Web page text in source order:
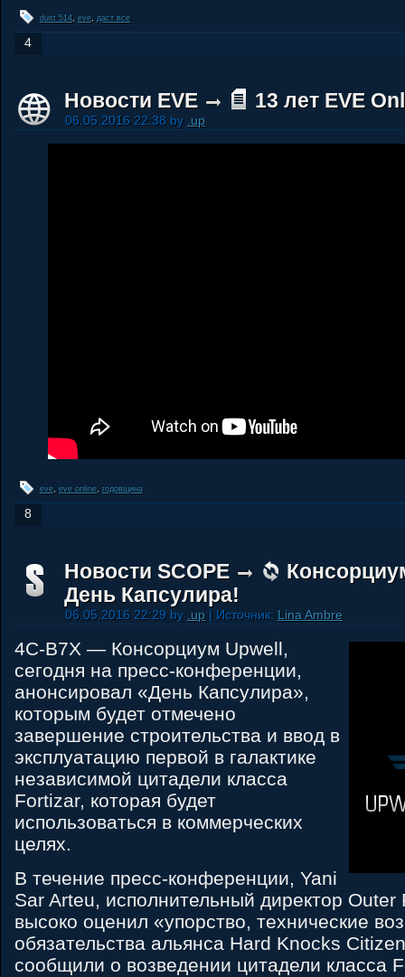
dust 514, eve, даст все
4
Новости EVE 13 лет EVE
06.05.2016 22:38 by .up
eve, eve online, годовщина
8
Новости SCOPE
День Капсулира!
06.05.2016 22:29 by .up | Источник: Lina Ambre
4C-B7X — Консорциум Upwell,
сегодня на пресс-конференции,
анонсировал «День Капсулира»,
которым будет отмечено
завершение строительства и ввод в
эксплуатацию первой в галактике
независимой цитадели класса
Fortizar, которая будет
использоваться в коммерческих
целях.
В течение пресс-конференции, Yani
Sar Arteu, исполнительный директор
высоко оценил «упорство, технические
обязательства альянса Hard Knocks
сообщили о возведении цитадели класса